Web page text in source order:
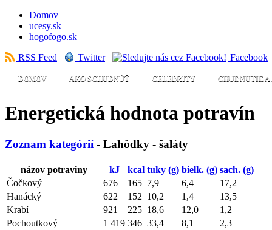
Domov
ucesy.sk
hogofogo.sk
RSS Feed
Twitter Facebook
DOMOV AKO SCHUDNÚŤ CELEBRITY CHUDNUTIE A
Energetická hodnota potravín
Zoznam kategórií- Lahôdky - šaláty
názov potraviny kJ kcal tuky (g) bielk. (g) sach. (g)
Čočkový
676 165 7,9 6,4
17,2
Hanácký
622 152 10,2 1,4
13,5
Krabí
921 225 18,6 12,0
1,2
Pochoutkový
1 419 346 33,4 8,1
2,3